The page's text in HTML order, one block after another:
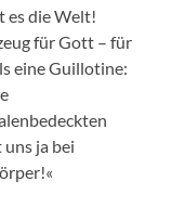
es die Welt!
für Gott – für
eine Guillotine:
ja bei